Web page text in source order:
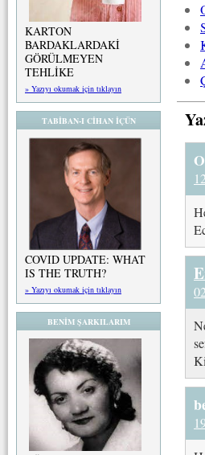
KARTON
BARDAKLARDAKİ
GÖRÜLMEYEN
TEHLİKE
» Yazıyı okumak için tıklayın
TABİBAN-I CİHAN İÇÜN
COVID UPDATE: WHAT
IS THE TRUTH?
» Yazıyı okumak için tıklayın
BENİM ŞARKILARIM